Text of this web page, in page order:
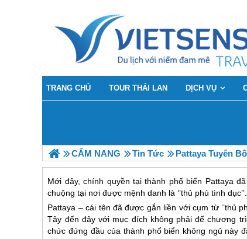
TRANG CHỦ TOUR THÁI LAN DỊCH VỤ
CẨM NANG Tin Tức Pattaya Tuyên
Mới đây, chính quyền tại thành phố biển Pattaya
chuộng tại nơi được mệnh danh là ‘’thủ phủ tình dục’’.
Pattaya – cái tên đã được gắn liền với cụm từ ‘’thủ
Tây đến đây với mục đích không phải để chương
chức đứng đầu của thành phố biển không ngủ này